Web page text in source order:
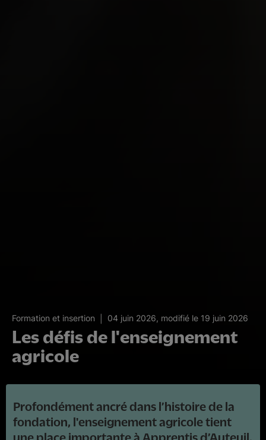
Formation et insertion 04 juin 2026, modifié le 19 juin 2026
Les défis de l'enseignement
agricole
Profondément ancré dans l’histoire de la
fondation, l'enseignement agricole tient
une place importante à Apprentis d’Auteuil.